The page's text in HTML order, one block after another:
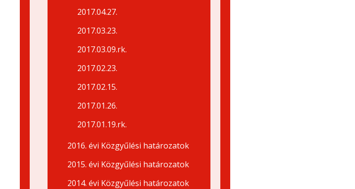
2017.04.27.
2017.03.23.
2017.03.09.rk.
2017.02.23.
2017.02.15.
2017.01.26.
2017.01.19.rk.
2016. évi Közgyűlési határozatok
2015. évi Közgyűlési határozatok
2014. évi Közgyűlési határozatok